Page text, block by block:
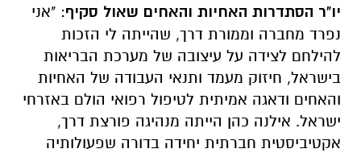
יו"ר הסתדרות האחיות והאחים שאול סקיף: "אני
נפרד מחברה וממורת דרך, שהייתה לי הזכות
להילחם לצידה על עיצובה של מערכת הבריאות
בישראל, חיזוק מעמד ותנאי העבודה של האחיות
והאחים ודאגה אמיתית לטיפול רפואי הולם באזרחי
ישראל. אילנה כהן הייתה מנהיגה פורצת דרך,
אקטיביסטית חברתית יחידה בדורה שפעולותיה